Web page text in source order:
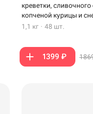
креветки,
копченой курицы и
1,1 кг · 48 шт.
1399 ₽